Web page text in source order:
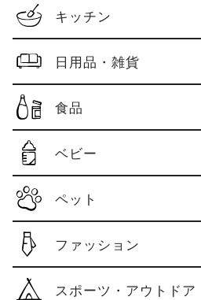
キッチン
日用品・雑貨
食品
ベビー
ペット
ファッション
スポーツ・アウトドア